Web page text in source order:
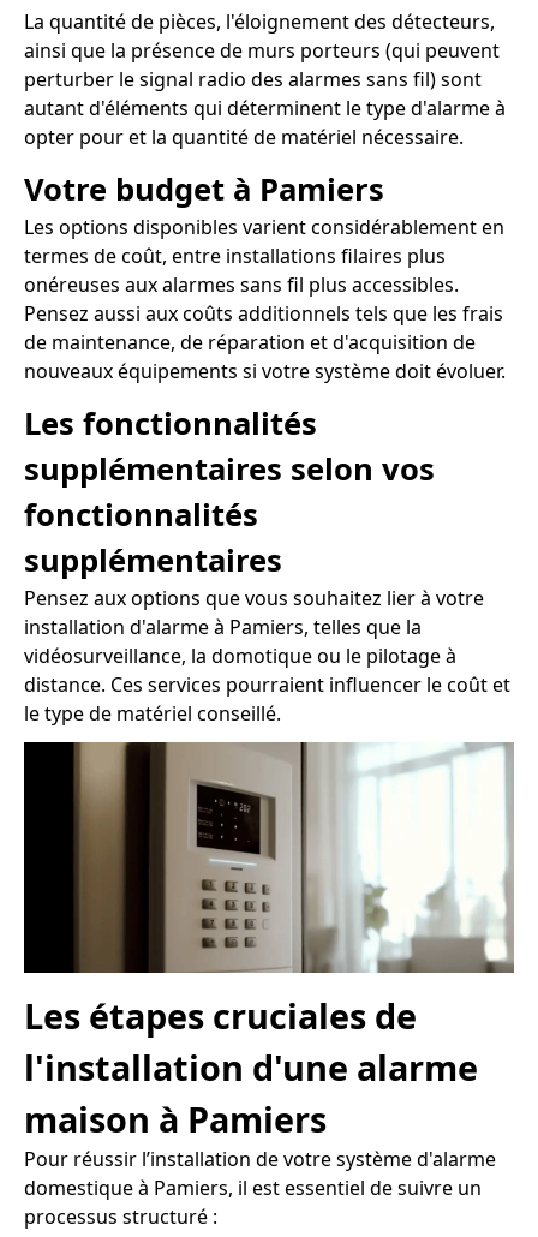
La quantité de pièces, l'éloignement des détecteurs,
ainsi que la présence de murs porteurs (qui peuvent
perturber le signal radio des alarmes sans fil) sont
autant d'éléments qui déterminent le type d'alarme à
opter pour et la quantité de matériel nécessaire.
Votre budget à Pamiers
Les options disponibles varient considérablement en
termes de coût, entre installations filaires plus
onéreuses aux alarmes sans fil plus accessibles.
Pensez aussi aux coûts additionnels tels que les frais
de maintenance, de réparation et d'acquisition de
nouveaux équipements si votre système doit évoluer.
Les fonctionnalités
supplémentaires selon vos
fonctionnalités
supplémentaires
Pensez aux options que vous souhaitez lier à votre
installation d'alarme à Pamiers, telles que la
vidéosurveillance, la domotique ou le pilotage à
distance. Ces services pourraient influencer le coût et
le type de matériel conseillé.
Les étapes cruciales de
l'installation d'une alarme
maison à Pamiers
Pour réussir l’installation de votre système d'alarme
domestique à Pamiers, il est essentiel de suivre un
processus structuré :